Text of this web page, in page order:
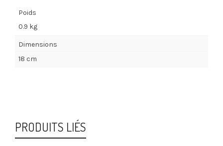
Poids
0.9 kg
Dimensions
18 cm
PRODUITS LIÉS